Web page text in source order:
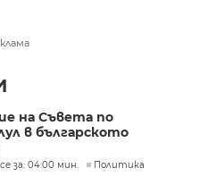
на Съвета по
в българското
за: 04:00 мин. Политика